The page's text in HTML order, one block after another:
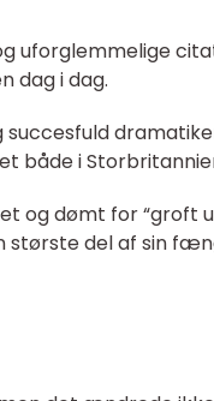
uforglemmelige
dag i dag.
succesfuld
både i
og dømt for “groft
del af sin